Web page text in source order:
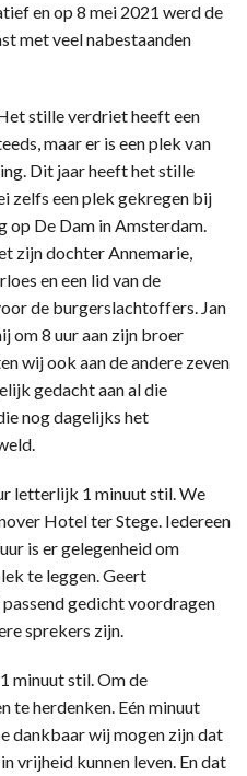
en op 8 mei 2021 werd de
met veel nabestaanden
stille verdriet heeft een
maar er is een plek van
Dit jaar heeft het stille
zelfs een plek gekregen bij
op De Dam in Amsterdam.
zijn dochter Annemarie,
en een lid van de
de burgerslachtoffers. Jan
om 8 uur aan zijn broer
wij ook aan de andere zeven
gedacht aan al die
nog dagelijks het
letterlijk 1 minuut stil. We
Hotel ter Stege. Iedereen
is er gelegenheid om
te leggen. Geert
gedicht voordragen
sprekers zijn.
minuut stil. Om de
te herdenken. Eén minuut
dankbaar wij mogen zijn dat
vrijheid kunnen leven. En dat